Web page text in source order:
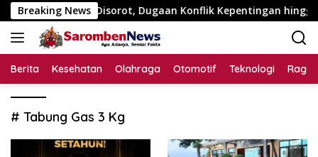
Langsung
ke
konten
Breaking News
Juta Disorot, Dugaan Konflik Kepentingan hingga Misteri
Berita Kesehatan Olahraga Otomotif Teknologi
# Tabung Gas 3 Kg